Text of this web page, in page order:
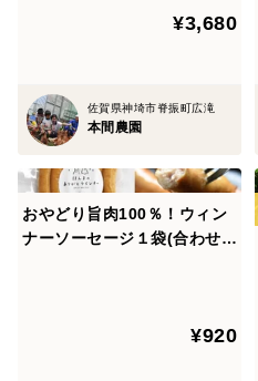
¥3,680
佐賀県神埼市脊振町広滝
本間農園
おやどり旨肉100％！ウィン
ナーソーセージ１袋(合わせ買
¥920